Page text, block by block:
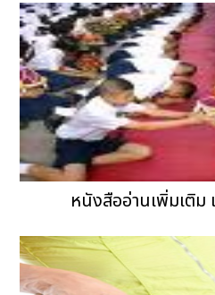
หนังสืออ่านเพิ่มเติม